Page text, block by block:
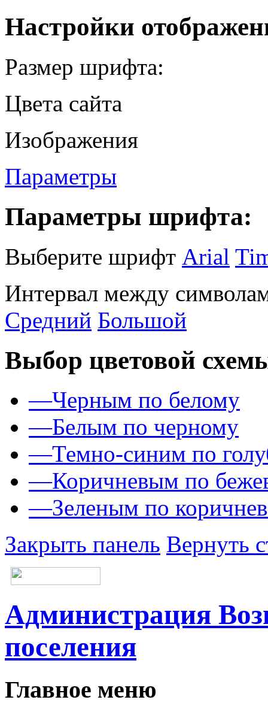
Настройки
Размер шрифта:
Цвета сайта
Изображения
Параметры
Параметры шрифта:
Выберите шрифт Arial
Интервал между
Средний Большой
Выбор цветовой
—Черным по белому
—Белым по черному
—Темно-синим по
—Коричневым по
—Зеленым по
Закрыть панель Вернуть
Администрация
поселения
Главное меню